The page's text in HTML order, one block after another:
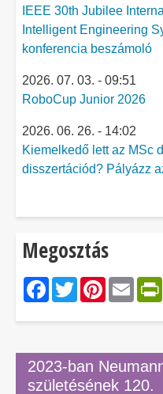
IEEE 30th Jubilee
Intelligent Engineering
konferencia beszámoló
2026. 07. 03. - 09:51
RoboCup Junior 2026
2026. 06. 26. - 14:02
Kiemelkedő lett az MSc
disszertációd? Pályázz
Megosztás
Facebook
Twitter
2023-ban
születésének 120.